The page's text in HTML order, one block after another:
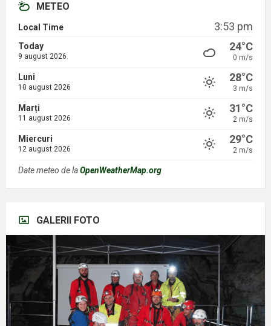
METEO
Local Time 3:53 pm
Today
9 august 2026
24°C
0 m/s
Luni
10 august 2026
28°C
3 m/s
Marți
11 august 2026
31°C
2 m/s
Miercuri
12 august 2026
29°C
2 m/s
Date meteo de laOpenWeatherMap.org
GALERII FOTO